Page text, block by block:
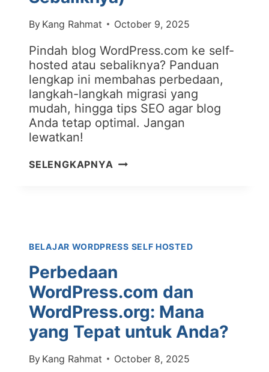
By Kang Rahmat October 9, 2025
Pindah blog WordPress.com ke self-
hosted atau sebaliknya? Panduan
lengkap ini membahas perbedaan,
langkah-langkah migrasi yang
mudah, hingga tips SEO agar blog
Anda tetap optimal. Jangan
lewatkan!
SELENGKAPNYA CARA
SELF
(ATAU
SEBALIKNYA)
BELAJAR WORDPRESS SELF HOSTED
Perbedaan
WordPress.com dan
WordPress.org: Mana
yang Tepat untuk Anda?
By Kang Rahmat October 8, 2025